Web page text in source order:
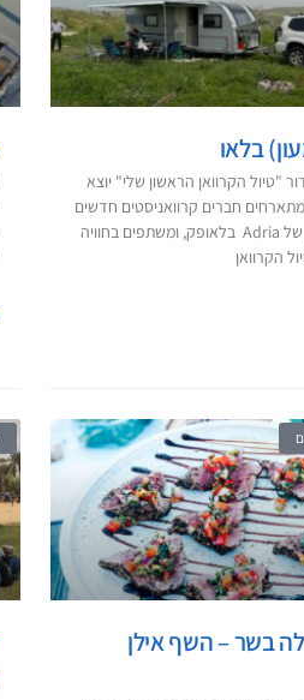
בלאו
"טיול הקרוואן הראשון שלי" יוצא
חברים קרוואניסטים חדשים
שרכשו קרוואן של Adria בלאופק, ומשתפים בחוויה
הקרוואן
בשר – השף אילן